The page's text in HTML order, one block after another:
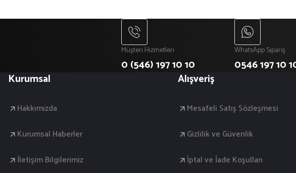
Müşteri Hizmetleri
0 (546) 197 10 10
WhatsApp Sipariş
0546 197 10
Kurumsal
Hakkımızda
Kurumsal Haberler
İletişim Bilgilerimiz
Alışveriş
Mesafeli Satış Sözleşmesi
Gizlilik ve Güvenlik
İptal ve İade Koşulları